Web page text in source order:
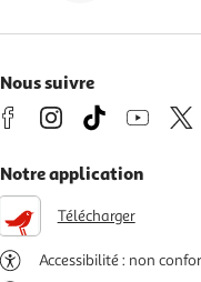
Nous suivre
Notre application
Télécharger
Accessibilité : non